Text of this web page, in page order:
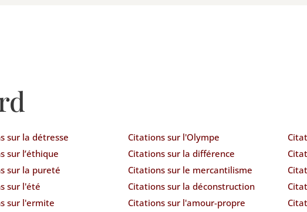
sur la détresse
sur l’éthique
sur la pureté
sur l'été
sur l'ermite
Citations sur l'Olympe
Citations sur la différence
Citations sur le mercantilisme
Citations sur la déconstruction
Citations sur l'amour-propre